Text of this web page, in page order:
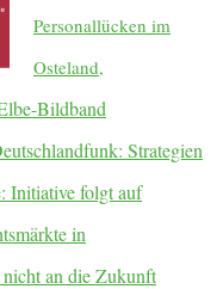
Personallücken im
Osteland,
Bildband
Strategien
Initiative folgt auf
in
an die Zukunft